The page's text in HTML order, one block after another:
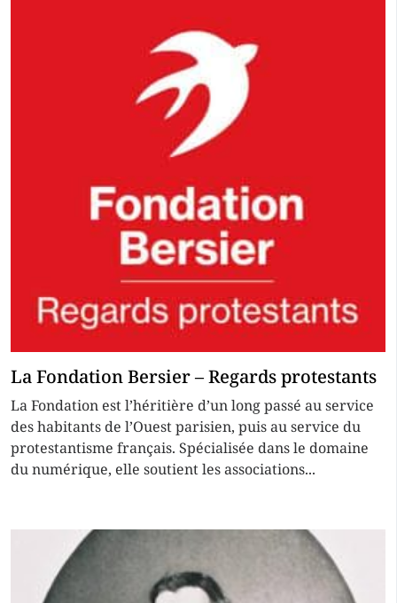
La Fondation Bersier – Regards protestants
La Fondation est l’héritière d’un long passé au service
des habitants de l’Ouest parisien, puis au service du
protestantisme français. Spécialisée dans le domaine
du numérique, elle soutient les associations...